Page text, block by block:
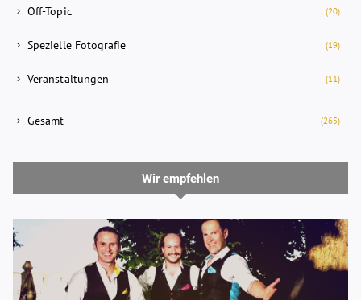
Off-Topic (20)
Spezielle Fotografie (19)
Veranstaltungen (11)
Gesamt (265)
Wir empfehlen